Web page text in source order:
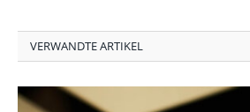
VERWANDTE ARTIKEL